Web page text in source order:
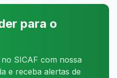
para o
SICAF com nossa
e receba alertas de